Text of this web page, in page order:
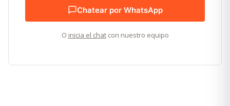
Chatear por WhatsApp
O inicia el chatcon nuestro equipo